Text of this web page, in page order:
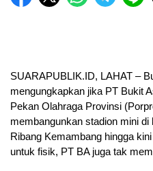
SUARAPUBLIK.ID, LAHAT –
mengungkapkan jika PT Bukit
Pekan Olahraga Provinsi
membangunkan stadion mini
Ribang Kemambang hingga
untuk fisik, PT BA juga tak